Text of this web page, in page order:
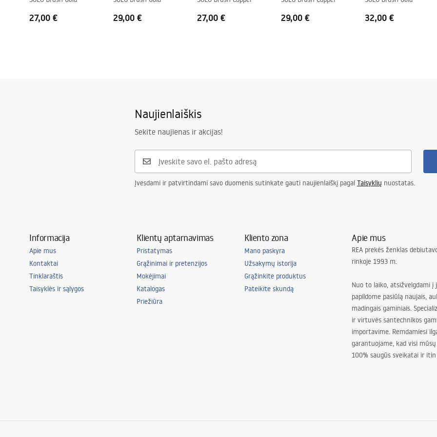
27,00 € 29,00 € 27,00 € 29,00 € 32,00 €
Naujienlaiškis
Sekite naujienas ir akcijas!
Įvesdami ir patvirtindami savo duomenis sutinkate gauti naujienlaiškį pagal Taisyklių nuostatas.
Informacija
Apie mus
Kontaktai
Tinklaraštis
Taisyklės ir sąlygos
Klientų aptarnavimas
Pristatymas
Grąžinimai ir pretenzijos
Mokėjimai
Katalogas
Priežiūra
Kliento zona
Mano paskyra
Užsakymų istorija
Grąžinkite produktus
Pateikite skundą
Apie mus
REA prekės ženklas
rinkoje 1993 m.
Nuo to laiko, atsižvelgdami į
papildome pasiūlą naujais,
madingais gaminiais.
ir virtuvės santechnikos
importavime. Remdamiesi
garantuojame, kad visi
100% saugūs sveikatai ir